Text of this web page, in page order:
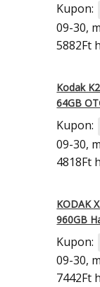
Kupon:
09-30,
5882Ft
Kodak
64GB
Kupon:
09-30,
4818Ft
KODAK
960GB
Kupon:
09-30,
7442Ft